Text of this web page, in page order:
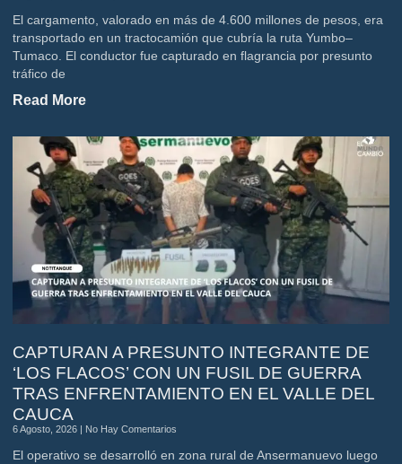
El cargamento, valorado en más de 4.600 millones de pesos, era
transportado en un tractocamión que cubría la ruta Yumbo–
Tumaco. El conductor fue capturado en flagrancia por presunto
tráfico de
Read More
CAPTURAN A PRESUNTO INTEGRANTE DE
‘LOS FLACOS’ CON UN FUSIL DE GUERRA
TRAS ENFRENTAMIENTO EN EL VALLE DEL
CAUCA
6 Agosto, 2026 No Hay Comentarios
El operativo se desarrolló en zona rural de Ansermanuevo luego